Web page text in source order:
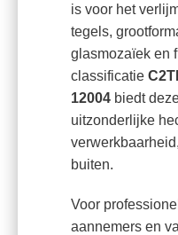
is voor het
tegels,
glasmozaïek en
classificatie
12004 biedt
uitzonderlijke
buiten.
Voor
aannemers en